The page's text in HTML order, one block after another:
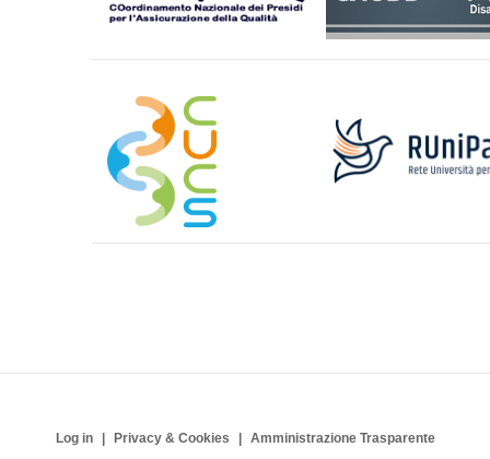
Log in Privacy & Cookies Amministrazione Trasparente